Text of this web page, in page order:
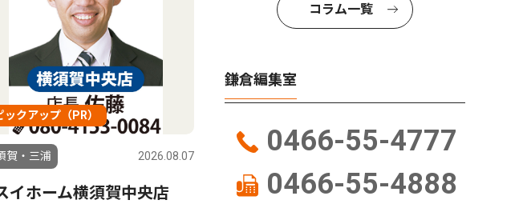
ックアップ（PR）
賀・三浦 2026.08.07
イホーム横須賀中央店
コラム一覧
鎌倉編集室
0466-55-4777
0466-55-4888